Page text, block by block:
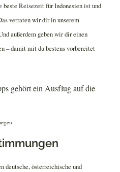
Reisezeit für Indonesien ist und
verraten wir dir in unserem
außerdem geben wir dir einen
– damit mit du bestens vorbereitet
deutsche, österreichische und